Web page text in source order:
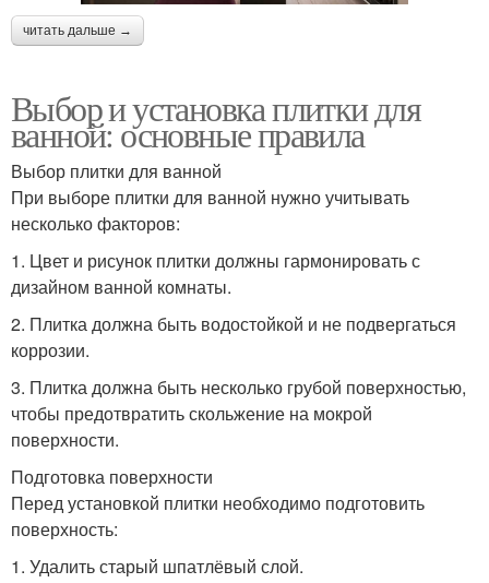
читать дальше →
Выбор и установка плитки для
ванной: основные правила
Выбор плитки для ванной
При выборе плитки для ванной нужно учитывать
несколько факторов:
1. Цвет и рисунок плитки должны гармонировать с
дизайном ванной комнаты.
2. Плитка должна быть водостойкой и не подвергаться
коррозии.
3. Плитка должна быть несколько грубой поверхностью,
чтобы предотвратить скольжение на мокрой
поверхности.
Подготовка поверхности
Перед установкой плитки необходимо подготовить
поверхность:
1. Удалить старый шпатлёвый слой.